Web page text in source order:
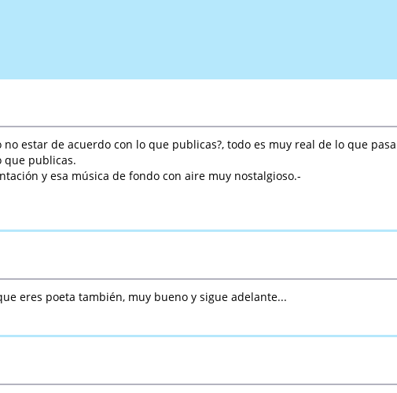
estar de acuerdo con lo que publicas?, todo es muy real de lo que
que publicas.
y esa música de fondo con aire muy nostalgioso.-
eres poeta también, muy bueno y sigue adelante...